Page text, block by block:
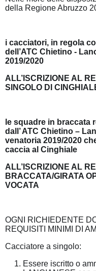
della Regione Abruzzo
i cacciatori, in regola
dell’ATC Chietino -
2019/2020
ALL’ISCRIZIONE AL
SINGOLO DI
le squadre in braccata
dall’ ATC Chietino –
venatoria 2019/2020
caccia al Cinghiale
ALL’ISCRIZIONE AL
BRACCATA/GIRATA
VOCATA
OGNI RICHIEDENTE
REQUISITI MINIMI DI
Cacciatore a singolo:
Essere iscritto o